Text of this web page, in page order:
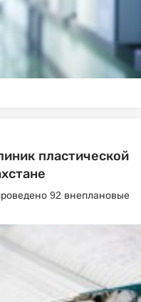
пластической
92 внеплановые